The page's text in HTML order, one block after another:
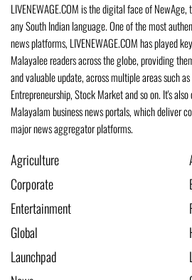
LIVENEWAGE.COM is the digital face of
any South Indian language. One of the most
news platforms, LIVENEWAGE.COM has played
Malayalee readers across the globe, providing
and valuable update, across multiple areas such
Entrepreneurship, Stock Market and so on. It's
Malayalam business news portals, which deliver
major news aggregator platforms.
Agriculture
Corporate
Entertainment
Global
Launchpad